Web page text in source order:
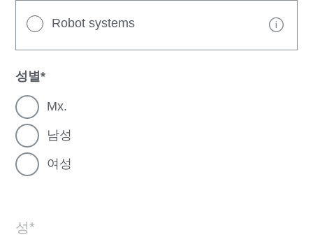
Robot systems
성별
Mx.
남성
여성
성